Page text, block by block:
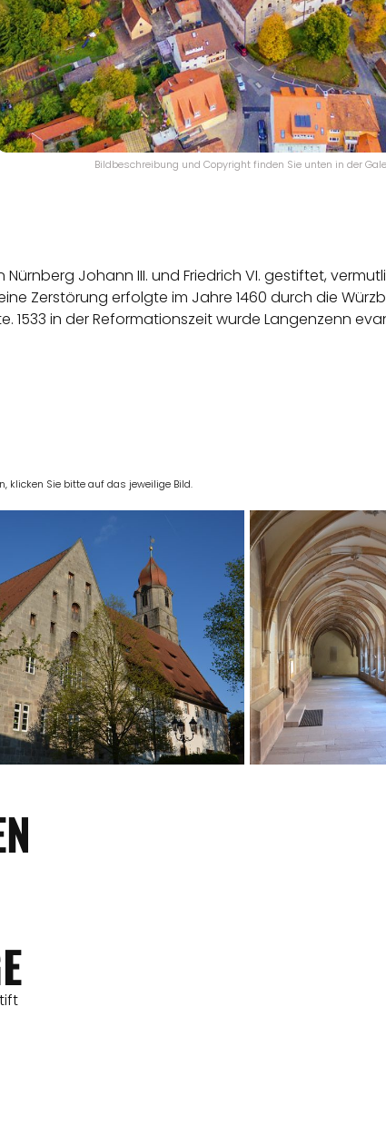
Bildbeschreibung und Copyright finden Sie unten in der
Nürnberg Johann III. und Friedrich VI. gestiftet,
Zerstörung erfolgte im Jahre 1460 durch die
1533 in der Reformationszeit wurde Langenzenn
klicken Sie bitte auf das jeweilige Bild.